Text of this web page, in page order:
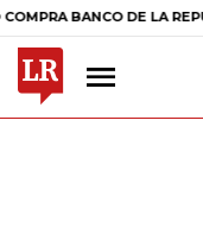
BANCO DE LA REPÚBLICA